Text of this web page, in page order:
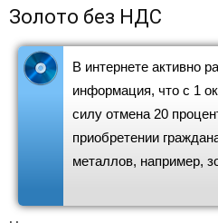
Золото без НДС
В интернете активно
информация, что с 1
силу отмена 20
приобретении
металлов, например,